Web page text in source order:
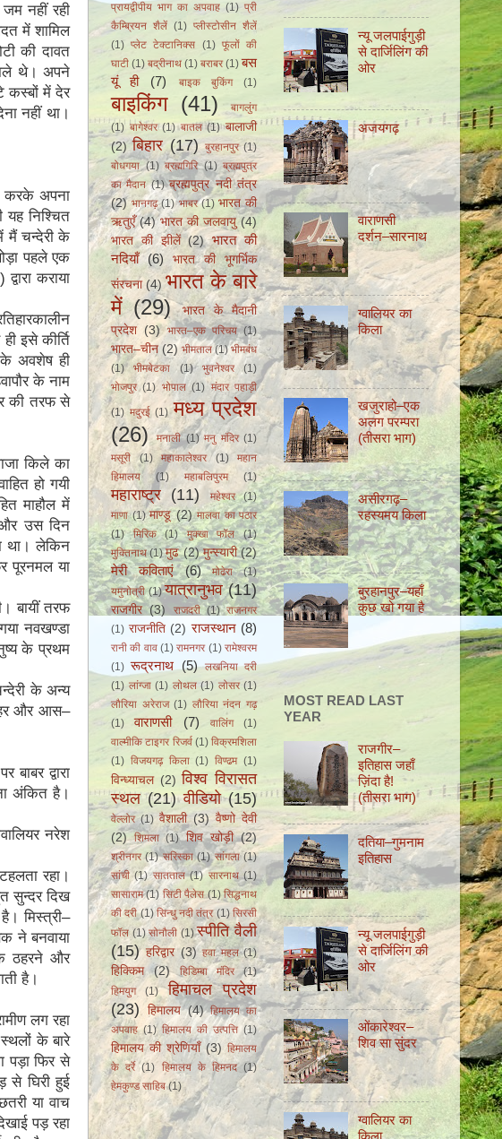
नहीं रही
में शामिल
की दावत
थे। अपने
कस्बों में देर
नहीं था।
करके अपना
निश्चित
मैं चन्देरी के
पहले एक
कराया
इसे कीर्ति
के अवशेष ही
के नाम
की तरफ से
किले का
हो गयी
माहौल में
उस दिन
था। लेकिन
पूरनमल या
बायीं तरफ
नवखण्डा
के प्रथम
के अन्य
और आस–
द्वारा
अंकित है।
नरेश
रहा।
सुन्दर दिख
मिस्त्री–
ने बनवाया
के ठहरने और
है।
लग रहा
के बारे
पड़ा फिर से
से घिरी हुई
या वाच
पड़ रहा
प्रायद्वीपीय भाग का अपवाह (1) प्री
कैम्ब्रियन शैलें (1) प्लीस्टोसीन शैलें
(1) प्लेट टेक्टानिक्स (1) फूलों की
घाटी (1) बद्रीनाथ (1) बराबर (1) बस
यूं ही
(7) बाइक बुकिंग (1)
बाइकिंग (41)
बागलुंग
(1) बागेश्वर (1) बातल (1) बालाजी
(2) बिहार (17) बुरहानपुर (1)
बोधगया (1) ब्रह्मगिरि (1) ब्रह्मपुत्र
का मैदान (1) ब्रह्मपुत्र नदी तंत्र
(2) भानगढ़ (1) भाबर (1) भारत की
ऋतुएँ (4) भारत की जलवायु (4)
भारत की झीलें (2) भारत की
नदियाँ
(6)
भारत की भूगर्भिक
संरचना (4) भारत के बारे
में (29)
भारत के मैदानी
प्रदेश (3) भारत–एक परिचय (1)
भारत–चीन (2) भीमताल (1) भीमबंध
(1)
भीमबेटका (1) भुवनेश्वर
(1)
भोजपुर (1) भोपाल (1) मंदार पहाड़ी
(1) मदुरई (1) मध्य प्रदेश
(26)
मनाली (1) मनु मंदिर (1)
मसूरी
(1) महाकालेश्वर (1)
महान
हिमालय
(1) महाबलिपुरम (1)
महाराष्ट्र (11) महेश्वर
(1)
माणा (1) माण्डू (2) मालवा का पठार
(1)
मिरिक (1) मुक्खा फॉल
(1)
मुक्तिनाथ (1) मुढ (2) मुन्स्यारी (2)
मेरी कविताएं (6) मोढेरा
(1)
यमुनोत्री (1) यात्रानुभव (11)
राजगीर (3) राजदरी (1) राजनगर
(1) राजनीति (2) राजस्थान (8)
रानी की वाव (1) रामनगर (1) रामेश्वरम
(1) रूद्रनाथ (5) लखनिया दरी
(1) लांग्जा (1) लोथल (1) लोसर (1)
लौरिया अरेराज (1) लौरिया नंदन गढ़
(1)
वाराणसी (7) वालिंग
(1)
वाल्मीकि टाइगर रिजर्व (1) विक्रमशिला
(1) विजयगढ़ किला (1) विण्ढम (1)
विन्ध्याचल (2) विश्व विरासत
स्थल (21) वीडियो (15)
वेल्लोर (1) वैशाली (3) वैष्णो देवी
(2) शिमला (1) शिव खोड़ी (2)
श्रीनगर (1) सरिस्का (1) सांगला (1)
सांची (1) सातताल (1) सारनाथ (1)
सासाराम (1) सिटी पैलेस (1) सिद्धनाथ
की दरी (1) सिन्धु नदी तंत्र (1) सिरसी
फॉल (1) सोनौली (1) स्पीति वैली
(15) हरिद्वार (3) हवा महल (1)
हिक्किम (2) हिडिम्बा मंदिर
(1)
हिमयुग
(1)
हिमाचल प्रदेश
(23)
हिमालय (4) हिमालय का
अपवाह (1) हिमालय की उत्पत्ति (1)
हिमालय की श्रेणियाँ (3) हिमालय
के दर्रे (1) हिमालय के हिमनद (1)
हेमकुण्ड साहिब (1)
न्यू जलपाईगुड़ी
से दार्जिलिंग की
ओर
अजयगढ़
वाराणसी
दर्शन–सारनाथ
ग्वालियर का
किला
खजुराहो–एक
अलग परम्परा
(तीसरा भाग)
असीरगढ़–
रहस्यमय किला
बुरहानपुर–यहाँ
कुछ खो गया है
MOST READ LAST
YEAR
राजगीर–
इतिहास जहाँ
ज़िंदा हैǃ
(तीसरा भाग)
दतिया–गुमनाम
इतिहास
न्यू जलपाईगुड़ी
से दार्जिलिंग की
ओर
ओंकारेश्वर–
शिव सा सुंदर
ग्वालियर का
किला